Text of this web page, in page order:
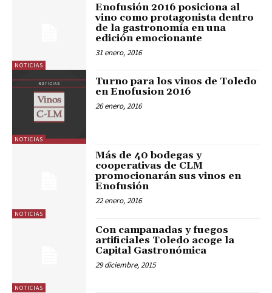
NOTICIAS
Enofusión 2016 posiciona al
vino como protagonista dentro
de la gastronomía en una
edición emocionante
31 enero, 2016
NOTICIAS
Turno para los vinos de Toledo
en Enofusion 2016
26 enero, 2016
NOTICIAS
Más de 40 bodegas y
cooperativas de CLM
promocionarán sus vinos en
Enofusión
22 enero, 2016
NOTICIAS
Con campanadas y fuegos
artificiales Toledo acoge la
Capital Gastronómica
29 diciembre, 2015